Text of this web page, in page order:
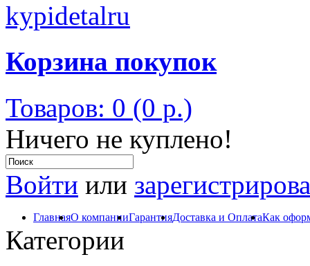
kypidetalru
Корзина покупок
Товаров: 0 (0 р.)
Ничего не куплено!
Войти или
ГлавнаяО компанииГарантияДоставка и ОплатаКак
Категории